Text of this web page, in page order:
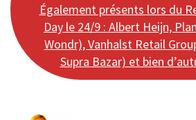
Également présents lors du
Day le 24/9 : Albert Heijn,
Wondr), Vanhalst Retail
Supra Bazar) et bien